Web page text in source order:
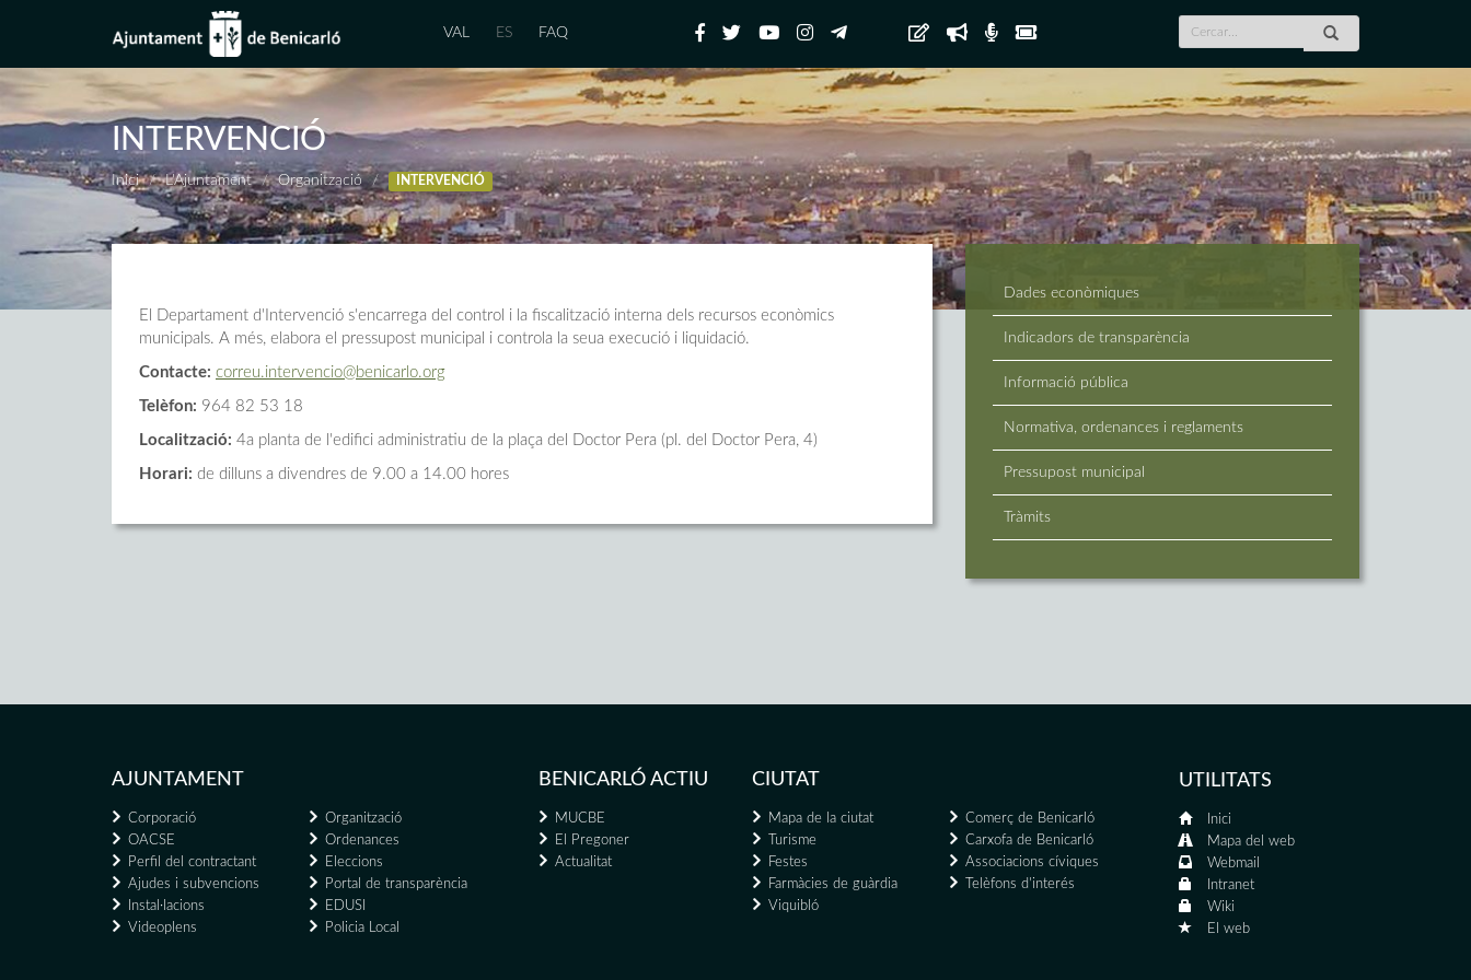
VAL ES FAQ
INTERVENCIÓ
Inici L'Ajuntament Organització INTERVENCIÓ
El Departament d'Intervenció s'encarrega del control i la fiscalització interna dels recursos econòmics
municipals. A més, elabora el pressupost municipal i controla la seua execució i liquidació.
Contacte: correu.intervencio@benicarlo.org
Telèfon: 964 82 53 18
Localització: 4a planta de l'edifici administratiu de la plaça del Doctor Pera (pl. del Doctor Pera, 4)
Horari: de dilluns a divendres de 9.00 a 14.00 hores
Dades econòmiques
Indicadors de transparència
Informació pública
Normativa, ordenances i reglaments
Pressupost municipal
Tràmits
AJUNTAMENT
Corporació
Organització
OACSE
Ordenances
Perfil del contractant
Eleccions
Ajudes i subvencions
Portal de transparència
Instal·lacions
EDUSI
Videoplens
Policia Local
BENICARLÓ ACTIU
MUCBE
El Pregoner
Actualitat
CIUTAT
Mapa de la ciutat
Comerç de Benicarló
Turisme
Carxofa de Benicarló
Festes
Associacions cíviques
Farmàcies de guàrdia
Telèfons d'interés
Viquibló
UTILITATS
Inici
Mapa del web
Webmail
Intranet
Wiki
El web